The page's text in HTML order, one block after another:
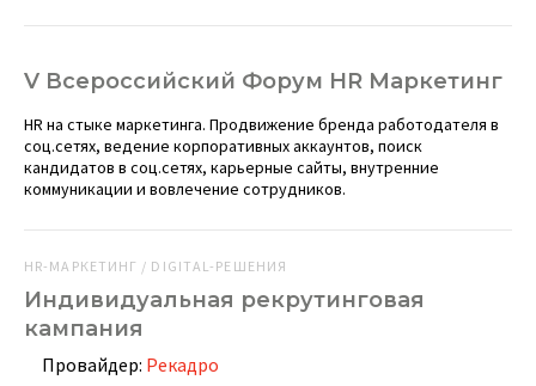
V Всероссийский Форум HR Маркетинг
HR на стыке маркетинга. Продвижение бренда работодателя в
соц.сетях, ведение корпоративных аккаунтов, поиск
кандидатов в соц.сетях, карьерные сайты, внутренние
коммуникации и вовлечение сотрудников.
HR-МАРКЕТИНГ / DIGITAL-РЕШЕНИЯ
Индивидуальная рекрутинговая
кампания
Провайдер: Рекадро